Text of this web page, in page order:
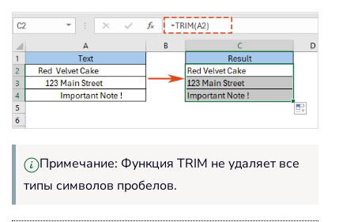
Примечание: Функция TRIM не удаляет все
типы символов пробелов.